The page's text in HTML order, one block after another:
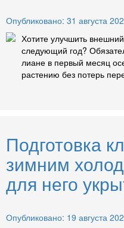
Опубликовано: 31 августа
Хотите улучшить
следующий год?
лиане в первый месяц
растению без потерь
Подготовка
зимним
для него
Опубликовано: 19 августа